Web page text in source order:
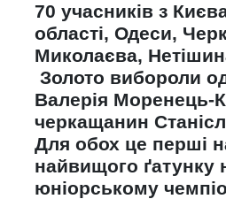
70 учасників з
області, Одеси,
Миколаєва,
Золото вибороли
Валерія Моренець-
черкащанин
Для обох це перші
найвищого ґатунку
юніорському